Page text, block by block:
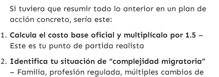
Si tuviera que resumir todo lo anterior en un plan de
acción concreto, sería este:
Calcula el costo base oficial y multiplícalo por 1.5 –
Este es tu punto de partida realista
Identifica tu situación de “complejidad migratoria”
– Familia, profesión regulada, múltiples cambios de